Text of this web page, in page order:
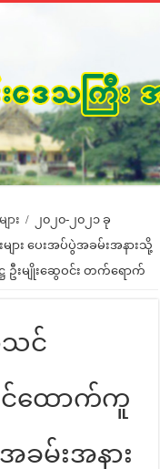
ား /
၂၀၂၀-၂၀၂၁ ခု
ား ပေးအပ်ပွဲအခမ်းအနားသို့
ဦးမျိုးဆွေဝင်း တက်ရောက်
သင်
င်ထောက်ကူ
အခမ်းအနား